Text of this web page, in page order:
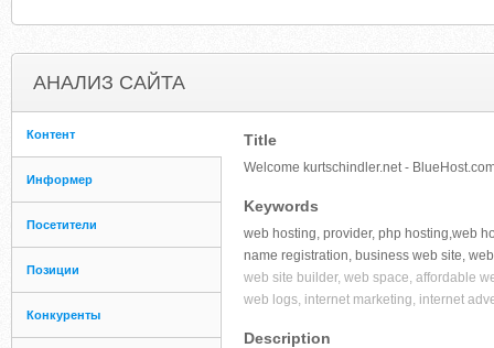
АНАЛИЗ САЙТА
Контент
Информер
Посетители
Позиции
Конкуренты
Title
Welcome kurtschindler.net -
Keywords
web hosting, provider, php hosting,web
name registration, business web site,
web site builder, web space, affordable
web logs, internet marketing, internet
Description